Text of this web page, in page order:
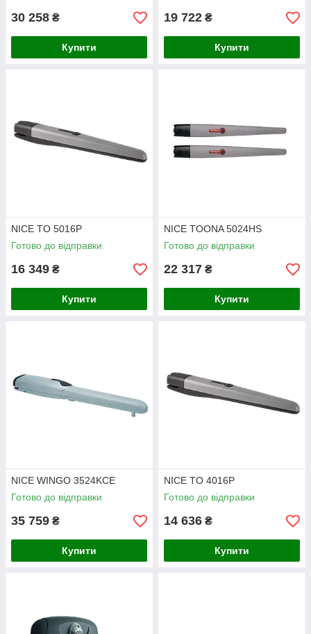
30 258 ₴
Купити
19 722 ₴
Купити
NICE TO 5016P
Готово до відправки
16 349 ₴
Купити
NICE TOONA 5024HS
Готово до відправки
22 317 ₴
Купити
NICE WINGO 3524KCE
Готово до відправки
35 759 ₴
Купити
NICE TO 4016P
Готово до відправки
14 636 ₴
Купити